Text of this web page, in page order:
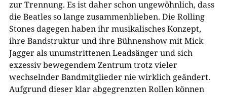
zur Trennung. Es ist daher schon ungewöhnlich, dass
die Beatles so lange zusammenblieben. Die Rolling
Stones dagegen haben ihr musikalisches Konzept,
ihre Bandstruktur und ihre Bühnenshow mit Mick
Jagger als unumstrittenen Leadsänger und sich
exzessiv bewegendem Zentrum trotz vieler
wechselnder Bandmitglieder nie wirklich geändert.
Aufgrund dieser klar abgegrenzten Rollen können